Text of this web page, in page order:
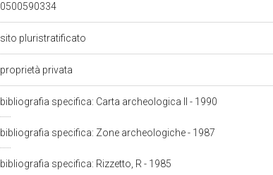
0500590334
sito pluristratificato
proprietà privata
bibliografia specifica: Carta archeologica II - 1990
bibliografia specifica: Zone archeologiche - 1987
bibliografia specifica: Rizzetto, R - 1985